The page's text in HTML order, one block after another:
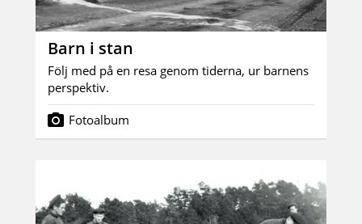
Barn i stan
Följ med på en resa genom tiderna, ur barnens
perspektiv.
Fotoalbum